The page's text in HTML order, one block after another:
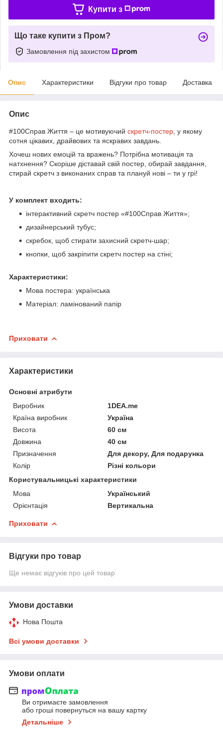
Купити з
Що таке купити з Пром?
Замовлення під захистом
Опис Характеристики Відгуки про товар Доставка
Опис
#100Справ Життя – це мотивуючий скретч-постер , у якому
сотня цікавих, драйвових та яскравих завдань.
Хочеш нових емоцій та вражень? Потрібна мотивація та
натхнення? Скоріше діставай свій постер, обирай завдання,
стирай скретч з виконаних справ та плануй нові – ти у грі!
У комплект входить:
інтерактивний скретч постер «#100Справ Життя»;
дизайнерський тубус;
скребок, щоб стирати захисний скретч-шар;
кнопки, щоб закріпити скретч постер на стіні;
Характеристики:
Мова постера: українська
Матеріал: ламінований папір
Приховати
Характеристики
Основні атрибути
Виробник
1DEA.me
Країна виробник
Україна
Висота
60 см
Довжина
40 см
Призначення
Для декору, Для подарунка
Колір
Різні кольори
Користувальницькі характеристики
Мова
Український
Орієнтація
Вертикальна
Приховати
Відгуки про товар
Ще немає відгуків про цей товар
Умови доставки
Нова Пошта
Всі умови доставки
Умови оплати
Ви отримаєте замовлення
або гроші повернуться на вашу картку
Детальніше